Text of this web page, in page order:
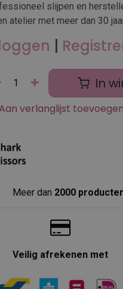
slijpen en
atelier met meer dan 30
|
In
verlanglijst toevoegen
Meer dan 2000
Veilig afrekenen met